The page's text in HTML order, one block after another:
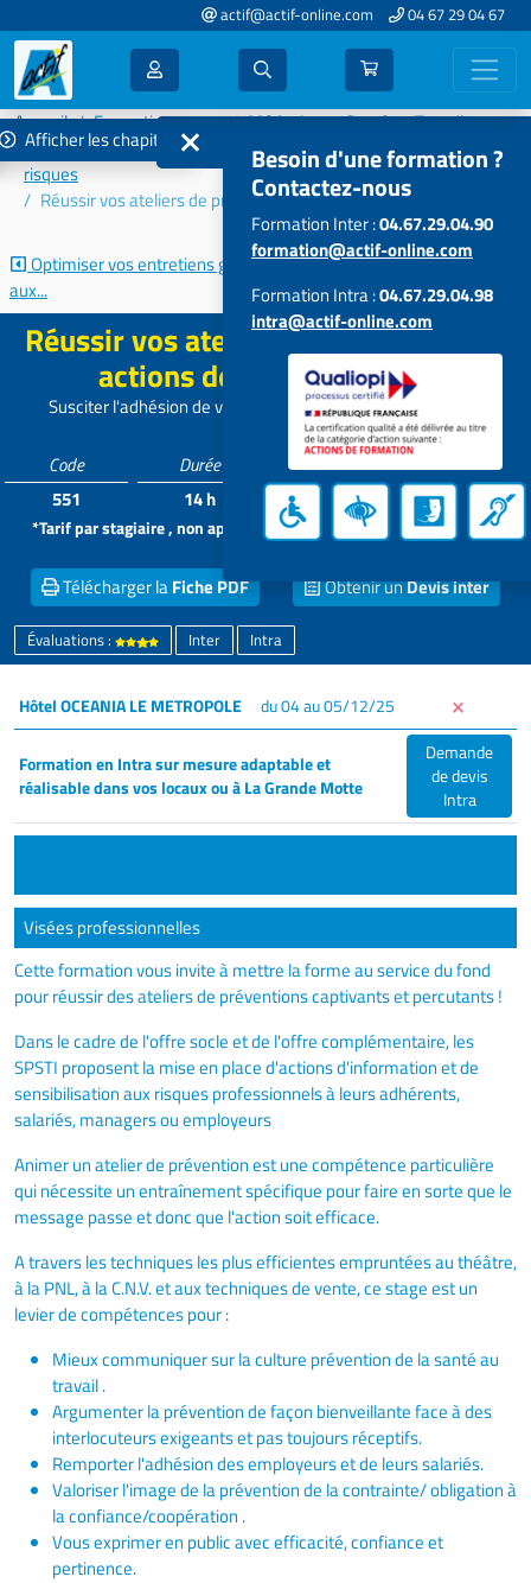
actif@actif-online.com 04 67 29 04 67
Accueil Formations 2025
Médecine et Santé au Travail
Activité clinique - Promotion de la santé - Prévention des
risques
Réussir vos ateliers de prévention et actions de sensibilisation
Afficher les chapitres
Optimiser vos entretiens grâce
aux...
Sommeil et travail à horaires...
Réussir vos ateliers de prévention et
actions de sensibilisation
Susciter l'adhésion de vos adhérents, salariés, employeurs
Code
551
Durée
14 h
Tarif*
952 €
Participants
4 à 16
*Tarif par stagiaire , non applicable aux formations intra dans vos
Télécharger laFiche PDF Obtenir unDevis inter
Évaluations : Inter Intra
Hôtel OCEANIA LE METROPOLE du 04 au 05/12/25
Formation en Intra sur mesure adaptable et
réalisable dans vos locaux ou à La Grande Motte
Demande
de devis
Intra
Visées professionnelles
Cette formation vous invite à mettre la forme au service du fond
pour réussir des ateliers de préventions captivants et percutants !
Dans le cadre de l'offre socle et de l'offre complémentaire, les
SPSTI proposent la mise en place d'actions d'information et de
sensibilisation aux risques professionnels à leurs adhérents,
salariés, managers ou employeurs
Animer un atelier de prévention est une compétence particulière
qui nécessite un entraînement spécifique pour faire en sorte que le
message passe et donc que l'action soit efficace.
A travers les techniques les plus efficientes empruntées au théâtre,
à la PNL, à la C.N.V. et aux techniques de vente, ce stage est un
levier de compétences pour :
Mieux communiquer sur la culture prévention de la santé au
travail .
Argumenter la prévention de façon bienveillante face à des
interlocuteurs exigeants et pas toujours réceptifs.
Remporter l'adhésion des employeurs et de leurs salariés.
Valoriser l'image de la prévention de la contrainte/ obligation à
la confiance/coopération .
Vous exprimer en public avec efficacité, confiance et
pertinence.
Besoin d'une formation ?
Contactez-nous
Formation Inter :04.67.29.04.90
formation@actif-online.com
Formation Intra :04.67.29.04.98
intra@actif-online.com